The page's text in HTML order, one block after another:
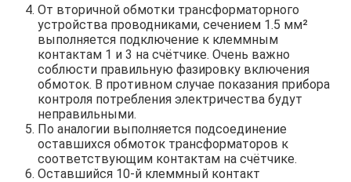
От вторичной обмотки трансформаторного
устройства проводниками, сечением 1.5 мм²
выполняется подключение к клеммным
контактам 1 и 3 на счётчике. Очень важно
соблюсти правильную фазировку включения
обмоток. В противном случае показания прибора
контроля потребления электричества будут
неправильными.
По аналогии выполняется подсоединение
оставшихся обмоток трансформаторов к
соответствующим контактам на счётчике.
Оставшийся 10-й клеммный контакт